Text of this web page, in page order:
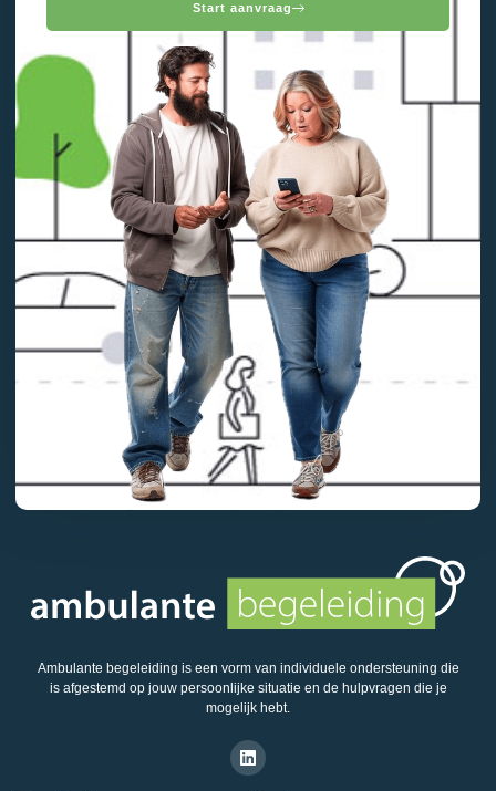
Start aanvraag
Ambulante begeleiding is een vorm van individuele ondersteuning die
is afgestemd op jouw persoonlijke situatie en de hulpvragen die je
mogelijk hebt.